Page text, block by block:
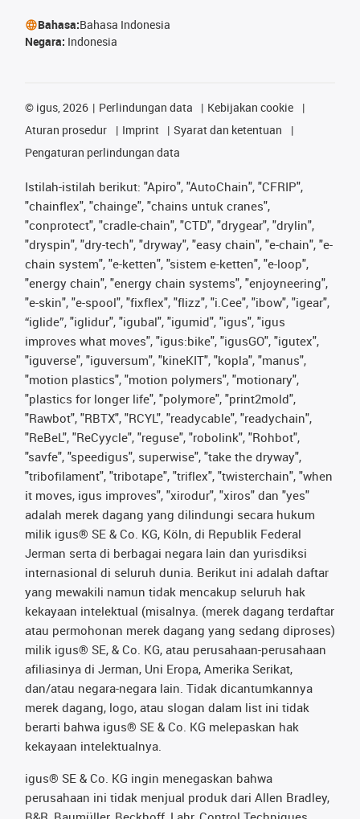
Bahasa:Bahasa Indonesia
Negara: Indonesia
© igus, 2026 Perlindungan data
Kebijakan cookie
Aturan prosedur
Imprint
Syarat dan ketentuan
Pengaturan perlindungan data
Istilah-istilah berikut: "Apiro", "AutoChain", "CFRIP",
"chainflex", "chainge", "chains untuk cranes",
"conprotect", "cradle-chain", "CTD", "drygear", "drylin",
"dryspin", "dry-tech", "dryway", "easy chain", "e-chain", "e-
chain system", "e-ketten", "sistem e-ketten", "e-loop",
"energy chain", "energy chain systems", "enjoyneering",
"e-skin", "e-spool", "fixflex", "flizz", "i.Cee", "ibow", "igear",
“iglide”, "iglidur", "igubal", "igumid", "igus", "igus
improves what moves", "igus:bike", "igusGO", "igutex",
"iguverse", "iguversum", "kineKIT", "kopla", "manus",
"motion plastics", "motion polymers", "motionary",
"plastics for longer life", "polymore", "print2mold",
"Rawbot", "RBTX", "RCYL", "readycable", "readychain",
"ReBeL", "ReCyycle", "reguse", "robolink", "Rohbot",
"savfe", "speedigus", superwise", "take the dryway",
"tribofilament", "tribotape", "triflex", "twisterchain", "when
it moves, igus improves", "xirodur", "xiros" dan "yes"
adalah merek dagang yang dilindungi secara hukum
milik igus® SE & Co. KG, Köln, di Republik Federal
Jerman serta di berbagai negara lain dan yurisdiksi
internasional di seluruh dunia. Berikut ini adalah daftar
yang mewakili namun tidak mencakup seluruh hak
kekayaan intelektual (misalnya. (merek dagang terdaftar
atau permohonan merek dagang yang sedang diproses)
milik igus® SE, & Co. KG, atau perusahaan-perusahaan
afiliasinya di Jerman, Uni Eropa, Amerika Serikat,
dan/atau negara-negara lain. Tidak dicantumkannya
merek dagang, logo, atau slogan dalam list ini tidak
berarti bahwa igus® SE & Co. KG melepaskan hak
kekayaan intelektualnya.
igus® SE & Co. KG ingin menegaskan bahwa
perusahaan ini tidak menjual produk dari Allen Bradley,